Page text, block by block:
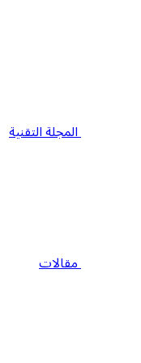
المجلة التقنية
مقالات